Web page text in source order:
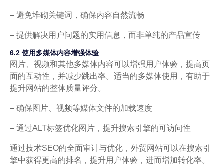
– 避免堆砌关键词，确保内容自然流畅
– 提供解决用户问题的实用信息，而非单纯的产品宣传
6.2 使用多媒体内容增强体验
图片、视频和其他多媒体内容可以增强用户体验，提高页
面的互动性，并减少跳出率。适当的多媒体使用，有助于
提升网站的整体质量评分。
– 确保图片、视频等媒体文件的加载速度
– 通过ALT标签优化图片，提升搜索引擎的可访问性
通过技术SEO的全面审计与优化，外贸网站可以在搜索引
擎中获得更高的排名，提升用户体验，进而增加转化率。